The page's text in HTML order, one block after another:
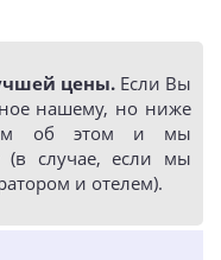
цены. Если Вы
нашему, но ниже
об этом и мы
случае, если мы
и отелем).